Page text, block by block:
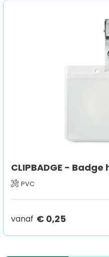
CLIPBADGE - Badge
PVC
vanaf € 0,25